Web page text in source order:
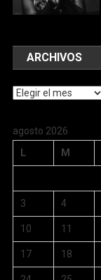
ARCHIVOS
Archivos
agosto 2026
L
M
3 4
10 11
17 18